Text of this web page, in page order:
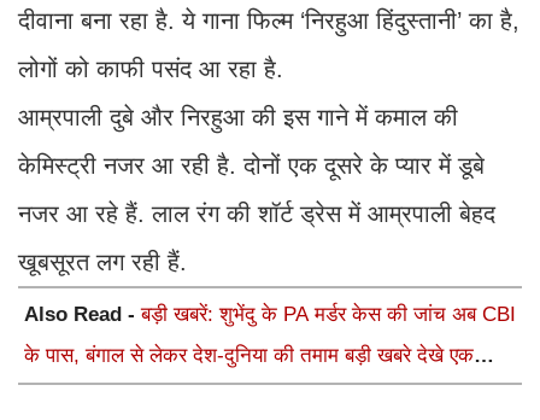
दीवाना बना रहा है. ये गाना फिल्म ‘निरहुआ हिंदुस्तानी’ का है,
लोगों को काफी पसंद आ रहा है.
आम्रपाली दुबे और निरहुआ की इस गाने में कमाल की
केमिस्ट्री नजर आ रही है. दोनों एक दूसरे के प्यार में डूबे
नजर आ रहे हैं. लाल रंग की शॉर्ट ड्रेस में आम्रपाली बेहद
खूबसूरत लग रही हैं.
Also Read -बड़ी खबरें: शुभेंदु के PA मर्डर केस की जांच अब CBI
के पास, बंगाल से लेकर देश-दुनिया की तमाम बड़ी खबरे देखे एक